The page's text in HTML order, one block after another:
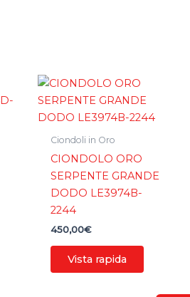
Ciondoli in Oro
CIONDOLO ORO
SERPENTE GRANDE
DODO LE3974B-
2244
450,00€
Vista rapida